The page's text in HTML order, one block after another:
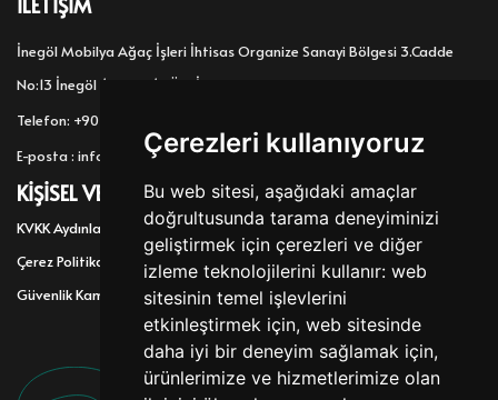
Çerezleri kullanıyoruz
Bu web sitesi, aşağıdaki amaçlar
doğrultusunda tarama deneyiminizi
geliştirmek için çerezleri ve diğer
izleme teknolojilerini kullanır: web
sitesinin temel işlevlerini
etkinleştirmek için, web sitesinde
daha iyi bir deneyim sağlamak için,
ürünlerimize ve hizmetlerimize olan
İnegöl Mobilya Ağaç İşleri İhtisas Organize Sanayi Bölgesi 3.Cadde
No:13 İnegöl / Bursa / TÜRKİYE
Telefon: +90 224 718 59 58 | Faks: +90 224 718 59 58
E-posta : info@beytascam.com
KIŞISEL VERILERIN KORUNMASI
KVKK Aydınlatma Metni| KVKK Başvuru Formu
Çerez Politikası
Gizlilik Politikası
Güvenlik Kameraları Aydınlatma Metni